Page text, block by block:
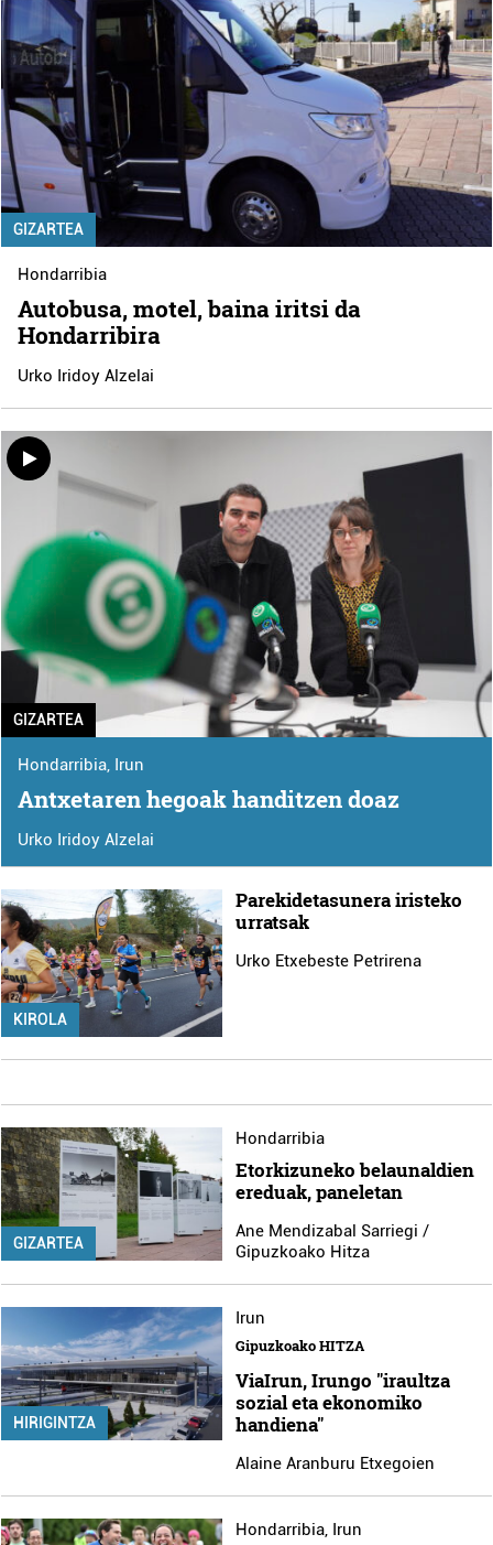
GIZARTEA
Hondarribia
Autobusa, motel, baina iritsi da
Hondarribira
Urko Iridoy Alzelai
GIZARTEA
Hondarribia, Irun
Antxetaren hegoak handitzen doaz
Urko Iridoy Alzelai
KIROLA
Parekidetasunera iristeko
urratsak
Urko Etxebeste Petrirena
GIZARTEA
Hondarribia
Etorkizuneko belaunaldien
ereduak, paneletan
Ane Mendizabal Sarriegi /
Gipuzkoako Hitza
HIRIGINTZA
Irun
Gipuzkoako HITZA
ViaIrun, Irungo "iraultza
sozial eta ekonomiko
handiena"
Alaine Aranburu Etxegoien
Hondarribia, Irun